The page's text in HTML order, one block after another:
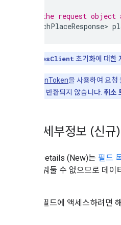
// Pass the request object
Task<FetchPlaceResponse>
PlacesClient 초기화에 대한
CancellationToken을 사용하여 요청
발행되면 응답이 반환되지 않습니다. 취소
장소 세부정보 (신
Place Details (New)는 필드
과는 비워둘 수 없으므로 데
데이터 필드에 액세스하려면